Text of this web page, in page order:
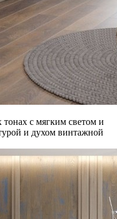
с мягким светом и
и духом винтажной